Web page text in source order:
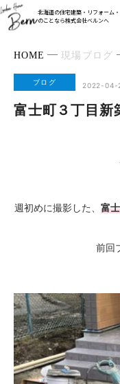
北海道の住宅建築・リフォーム
のことなら株式会社ベルンへ
HOME 現場ブログ
ブログ 2022-04-
富士町３丁目
週初めに撮影した、 富
前回